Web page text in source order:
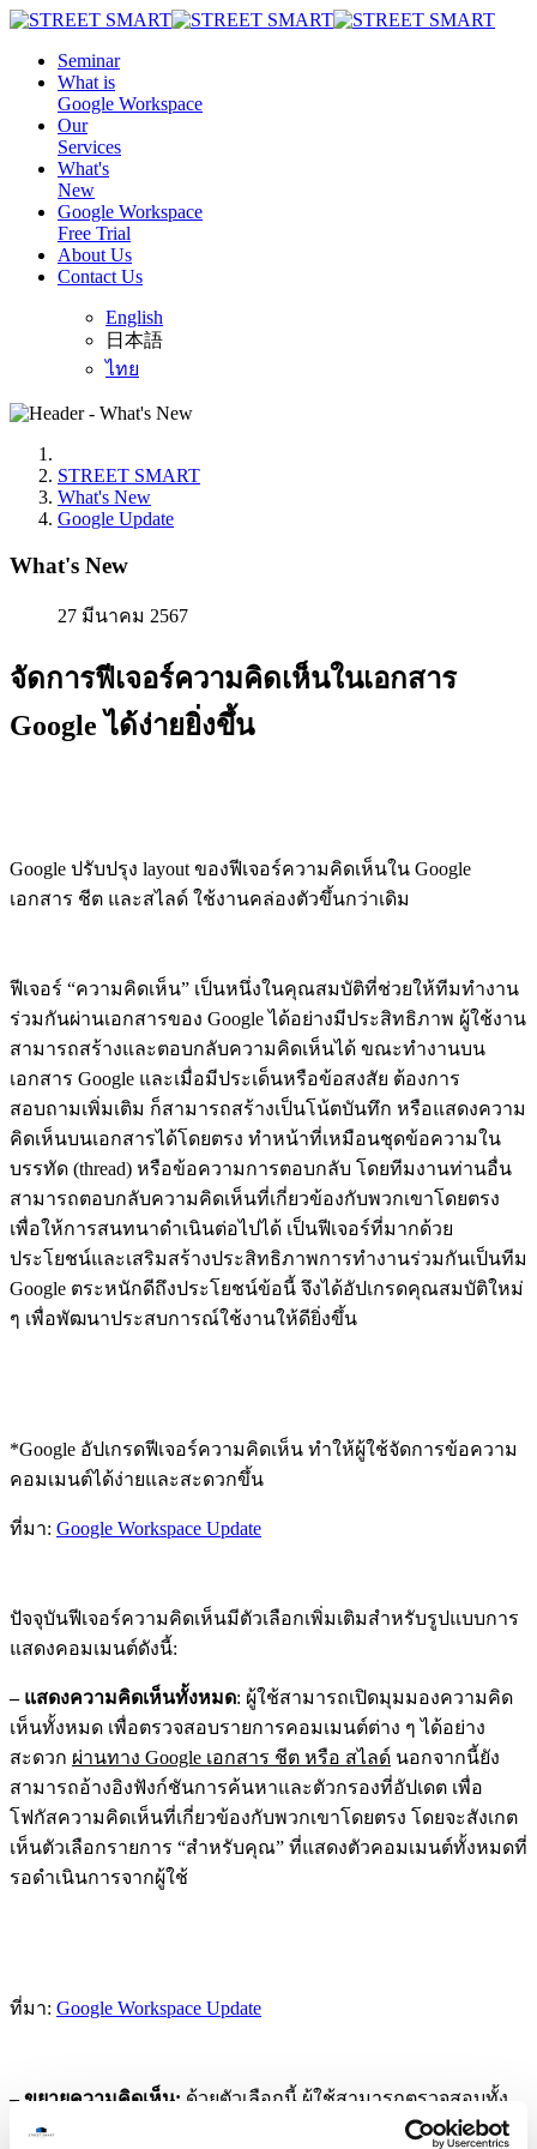
Seminar
What is
Google Workspace
Our
Services
What's
New
Google Workspace
Free Trial
About Us
Contact Us
English
日本語
ไทย
STREET SMART
What's New
Google Update
What's New
27 มีนาคม 2567
จัดการฟีเจอร์ความคิดเห็นในเอกสาร
Google ได้ง่ายยิ่งขึ้น
Google ปรับปรุง layout ของฟีเจอร์ความคิดเห็นใน Google
เอกสาร ชีต และสไลด์ ใช้งานคล่องตัวขึ้นกว่าเดิม
ฟีเจอร์ “ความคิดเห็น” เป็นหนึ่งในคุณสมบัติที่ช่วยให้ทีมทำงาน
ร่วมกันผ่านเอกสารของ Google ได้อย่างมีประสิทธิภาพ ผู้ใช้งาน
สามารถสร้างและตอบกลับความคิดเห็นได้ ขณะทำงานบน
เอกสาร Google และเมื่อมีประเด็นหรือข้อสงสัย ต้องการ
สอบถามเพิ่มเติม ก็สามารถสร้างเป็นโน้ตบันทึก หรือแสดงความ
คิดเห็นบนเอกสารได้โดยตรง ทำหน้าที่เหมือนชุดข้อความใน
บรรทัด (thread) หรือข้อความการตอบกลับ โดยทีมงานท่านอื่น
สามารถตอบกลับความคิดเห็นที่เกี่ยวข้องกับพวกเขาโดยตรง
เพื่อให้การสนทนาดำเนินต่อไปได้ เป็นฟีเจอร์ที่มากด้วย
ประโยชน์และเสริมสร้างประสิทธิภาพการทำงานร่วมกันเป็นทีม
Google ตระหนักดีถึงประโยชน์ข้อนี้ จึงได้อัปเกรดคุณสมบัติใหม่
ๆ เพื่อพัฒนาประสบการณ์ใช้งานให้ดียิ่งขึ้น
*Google อัปเกรดฟีเจอร์ความคิดเห็น ทำให้ผู้ใช้จัดการข้อความ
คอมเมนต์ได้ง่ายและสะดวกขึ้น
ที่มา: Google Workspace Update
ปัจจุบันฟีเจอร์ความคิดเห็นมีตัวเลือกเพิ่มเติมสำหรับรูปแบบการ
แสดงคอมเมนต์ดังนี้:
– แสดงความคิดเห็นทั้งหมด: ผู้ใช้สามารถเปิดมุมมองความคิด
เห็นทั้งหมด เพื่อตรวจสอบรายการคอมเมนต์ต่าง ๆ ได้อย่าง
สะดวก ผ่านทาง Google เอกสาร ชีต หรือ สไลด์ นอกจากนี้ยัง
สามารถอ้างอิงฟังก์ชันการค้นหาและตัวกรองที่อัปเดต เพื่อ
โฟกัสความคิดเห็นที่เกี่ยวข้องกับพวกเขาโดยตรง โดยจะสังเกต
เห็นตัวเลือกรายการ “สำหรับคุณ” ที่แสดงตัวคอมเมนต์ทั้งหมดที่
รอดำเนินการจากผู้ใช้
ที่มา: Google Workspace Update
– ขยายความคิดเห็น: ด้วยตัวเลือกนี้ ผู้ใช้สามารถตรวจสอบทั้ง
เนื้อหาพร้อมความคิดเห็นได้พร้อมกัน หรืออีกนัยหนึ่งความคิด